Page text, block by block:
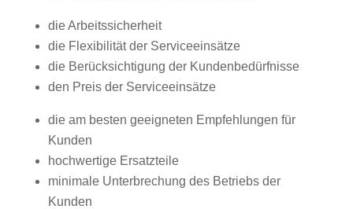
die Arbeitssicherheit
die Flexibilität der Serviceeinsätze
die Berücksichtigung der Kundenbedürfnisse
den Preis der Serviceeinsätze
die am besten geeigneten Empfehlungen für
Kunden
hochwertige Ersatzteile
minimale Unterbrechung des Betriebs der
Kunden